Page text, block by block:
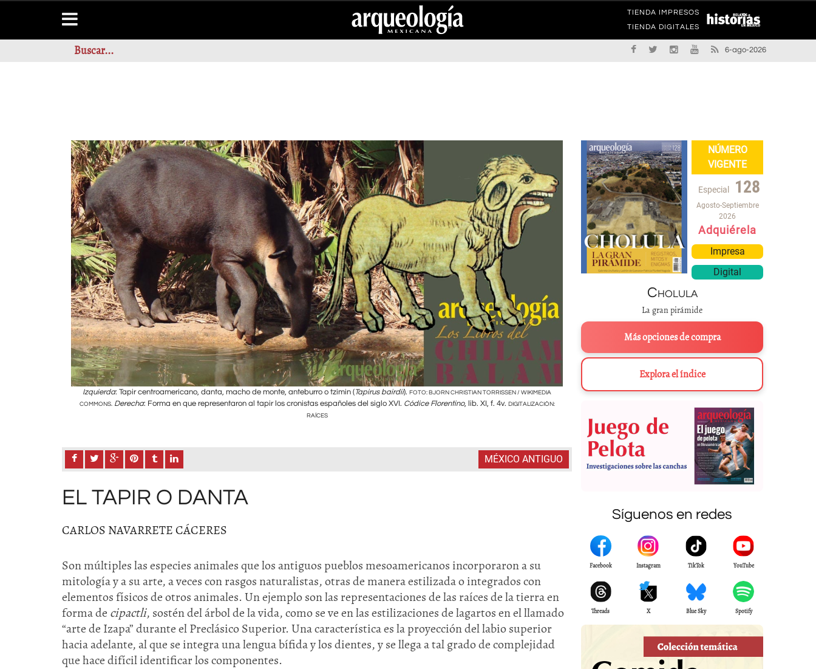
TIENDA IMPRESOS
TIENDA DIGITALES
6-ago-2026
Izquierda: Tapir centroamericano, danta, macho de monte, anteburro o tzimin (Tapirus bairdii). FOTO: BJORN CHRISTIAN TORRISSEN / WIKIMEDIA
COMMONS. Derecha: Forma en que representaron al tapir los cronistas españoles del siglo XVI. Códice Florentino, lib. XI, f. 4v. DIGITALIZACIÓN:
RAÍCES
Izquierda: Tapir centroamericano, danta, macho de monte, anteburro
MÉXICO ANTIGUO
EL TAPIR O DANTA
CARLOS NAVARRETE CÁCERES
Son múltiples las especies animales que los antiguos pueblos mesoamericanos incorporaron a su
mitología y a su arte, a veces con rasgos naturalistas, otras de manera estilizada o integrados con
elementos físicos de otros animales. Un ejemplo son las representaciones de las raíces de la tierra en
forma de cipactli, sostén del árbol de la vida, como se ve en las estilizaciones de lagartos en el llamado
“arte de Izapa” durante el Preclásico Superior. Una característica es la proyección del labio superior
hacia adelante, al que se integra una lengua bífida y los dientes, y se llega a tal grado de complejidad
que hace difícil identificar los componentes.
NÚMERO
VIGENTE
Especial 128
Agosto-Septiembre
2026
Adquiérela
Impresa
Digital
Cholula
La gran pirámide
Más opciones de compra
Explora el índice
Síguenos en redes
Facebook Instagram TikTok YouTube
Threads X Blue Sky Spotify